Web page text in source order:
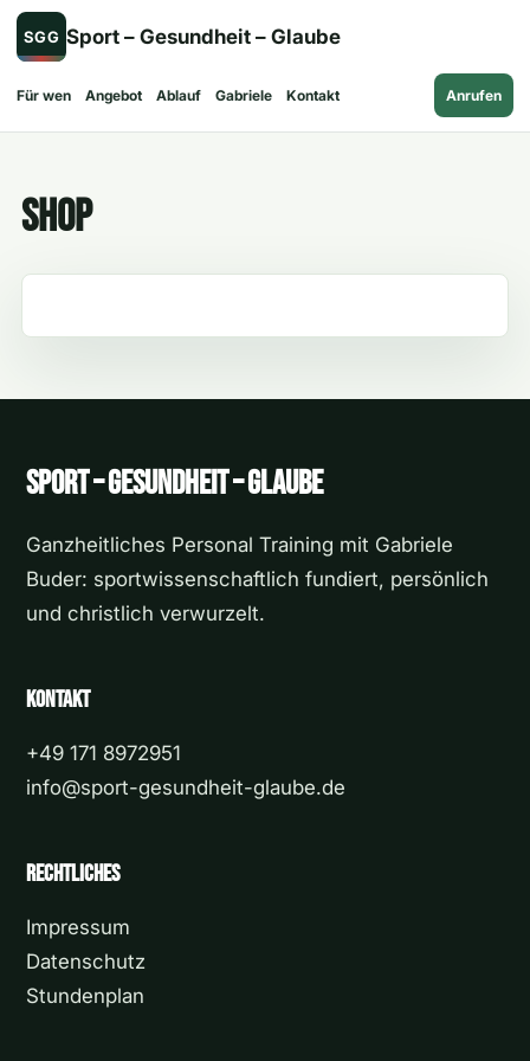
Zum
Inhalt
springen
SGG Sport – Gesundheit – Glaube
Für wen Angebot Ablauf Gabriele Kontakt Anrufen
Shop
Sport – Gesundheit – Glaube
Ganzheitliches Personal Training mit Gabriele
Buder: sportwissenschaftlich fundiert, persönlich
und christlich verwurzelt.
Kontakt
+49 171 8972951
info@sport-gesundheit-glaube.de
Rechtliches
Impressum
Datenschutz
Stundenplan